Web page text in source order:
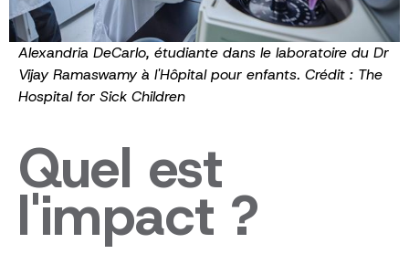
Alexandria DeCarlo, étudiante dans le laboratoire du Dr
Vijay Ramaswamy à l'Hôpital pour enfants. Crédit : The
Hospital for Sick Children
Quel est
l'impact ?